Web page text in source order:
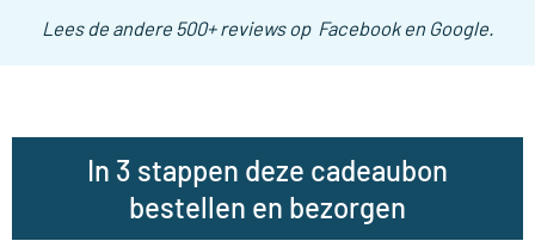
Lees de andere 500+ reviews op Facebook en Google.
In 3 stappen deze cadeaubon
bestellen en bezorgen